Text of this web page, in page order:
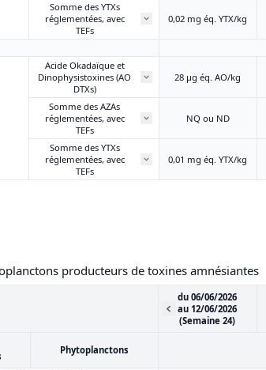
Somme des YTXs
réglementées, avec
TEFs
0,02 mg éq. YTX/kg
Acide Okadaïque et
Dinophysistoxines (AO
DTXs)
28 μg éq. AO/kg
Somme des AZAs
réglementées, avec
TEFs
NQ ou ND
Somme des YTXs
réglementées, avec
TEFs
0,01 mg éq. YTX/kg
producteurs de toxines amnésiantes
du 06/06/2026
au 12/06/2026
(Semaine 24)
Phytoplanctons